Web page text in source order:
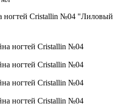
ногтей Cristallin №04 "Лиловый